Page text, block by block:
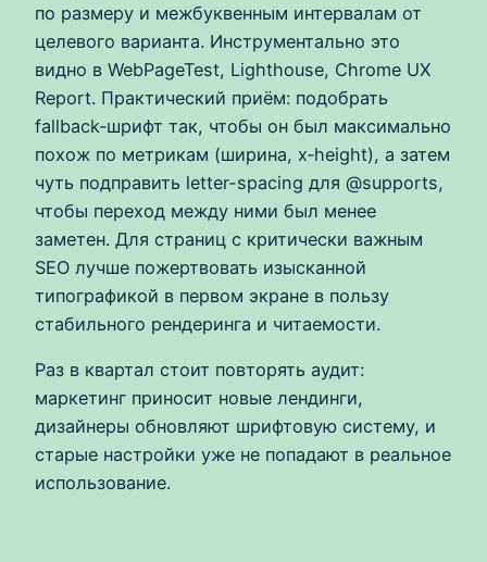
по размеру и межбуквенным интервалам от
целевого варианта. Инструментально это
видно в WebPageTest, Lighthouse, Chrome UX
Report. Практический приём: подобрать
fallback‑шрифт так, чтобы он был максимально
похож по метрикам (ширина, x‑height), а затем
чуть подправить letter-spacing для @supports,
чтобы переход между ними был менее
заметен. Для страниц с критически важным
SEO лучше пожертвовать изысканной
типографикой в первом экране в пользу
стабильного рендеринга и читаемости.
Раз в квартал стоит повторять аудит:
маркетинг приносит новые лендинги,
дизайнеры обновляют шрифтовую систему, и
старые настройки уже не попадают в реальное
использование.